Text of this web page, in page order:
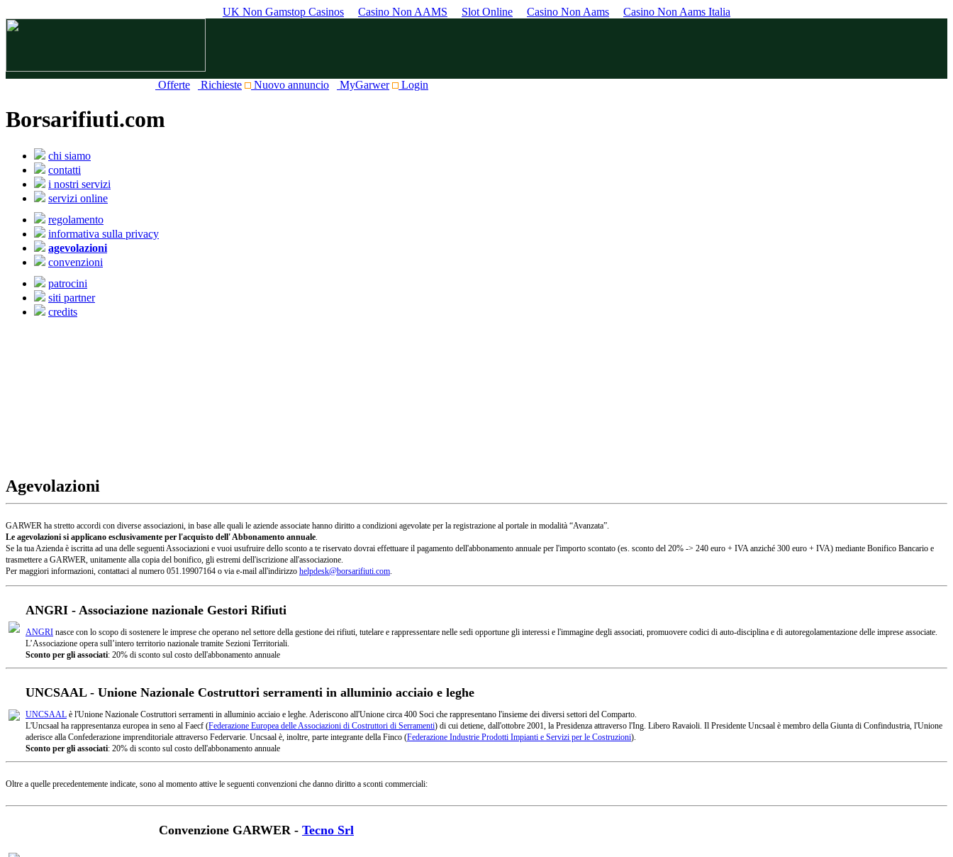
UK Non Gamstop Casinos Casino Non AAMS Slot Online Casino Non Aams Casino Non Aams Italia
Offerte Richieste Nuovo annuncio MyGarwer Login
Borsarifiuti.com
chi siamo
contatti
i nostri servizi
servizi online
regolamento
informativa sulla privacy
agevolazioni
convenzioni
patrocini
siti partner
credits
Agevolazioni
GARWER ha stretto accordi con diverse associazioni, in base alle quali le aziende associate hanno diritto a condizioni agevolate per la registrazione al portale in modalità “Avanzata”.
Le agevolazioni si applicano esclusivamente per l'acquisto dell' Abbonamento annuale.
Se la tua Azienda è iscritta ad una delle seguenti Associazioni e vuoi usufruire dello sconto a te riservato dovrai effettuare il pagamento dell'abbonamento annuale per l'importo scontato (es. sconto del 20% -> 240 euro + IVA anziché 300 euro + IVA) mediante Bonifico Bancario e
trasmettere a GARWER, unitamente alla copia del bonifico, gli estremi dell'iscrizione all'associazione.
Per maggiori informazioni, contattaci al numero 051.19907164 o via e-mail all'indirizzo helpdesk@borsarifiuti.com.
ANGRI - Associazione nazionale Gestori Rifiuti
ANGRI nasce con lo scopo di sostenere le imprese che operano nel settore della gestione dei rifiuti, tutelare e rappressentare nelle sedi opportune gli interessi e l'immagine degli associati, promuovere codici di auto-disciplina e di autoregolamentazione delle imprese associate.
L’Associazione opera sull’intero territorio nazionale tramite Sezioni Territoriali.
Sconto per gli associati: 20% di sconto sul costo dell'abbonamento annuale
UNCSAAL - Unione Nazionale Costruttori serramenti in alluminio acciaio e leghe
UNCSAAL è l'Unione Nazionale Costruttori serramenti in alluminio acciaio e leghe. Aderiscono all'Unione circa 400 Soci che rappresentano l'insieme dei diversi settori del Comparto.
L'Uncsaal ha rappresentanza europea in seno al Faecf (Federazione Europea delle Associazioni di Costruttori di Serramenti) di cui detiene, dall'ottobre 2001, la Presidenza attraverso l'Ing. Libero Ravaioli. Il Presidente Uncsaal è membro della Giunta di Confindustria, l'Unione
aderisce alla Confederazione imprenditoriale attraverso Federvarie. Uncsaal è, inoltre, parte integrante della Finco (Federazione Industrie Prodotti Impianti e Servizi per le Costruzioni).
Sconto per gli associati: 20% di sconto sul costo dell'abbonamento annuale
Oltre a quelle precedentemente indicate, sono al momento attive le seguenti convenzioni che danno diritto a sconti commerciali:
Convenzione GARWER - Tecno Srl